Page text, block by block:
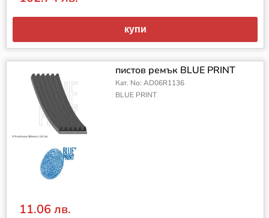
купи
пистов ремък BLUE PRINT
Кат. No: AD06R1136
BLUE PRINT
11.06 лв.